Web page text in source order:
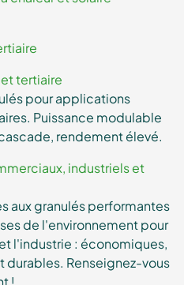
tertiaire
pour applications
Puissance modulable
cascade, rendement élevé.
industriels et
aux granulés performantes
de l'environnement pour
l'industrie : économiques,
durables. Renseignez-vous
!